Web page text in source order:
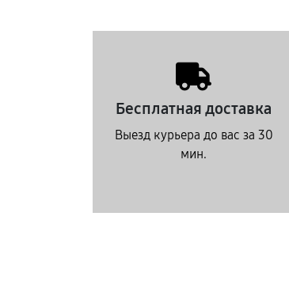
Бесплатная доставка
Выезд курьера до вас за 30
мин.